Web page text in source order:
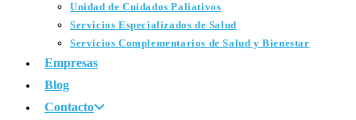
Unidad de Cuidados Paliativos
Servicios Especializados de Salud
Servicios Complementarios de Salud y Bienestar
Empresas
Blog
Contacto